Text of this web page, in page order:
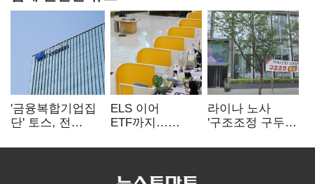
'금융복합기업집
단' 토스, 전
표준화
ELS 이어
ETF까지…
제동 걸린 은행
라이나 노사
'구조조정 구두